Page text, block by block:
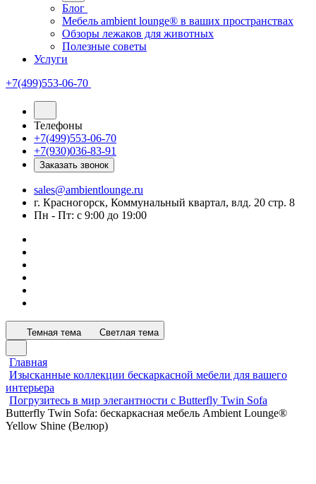
Блог
Мебель ambient lounge® в ваших пространствах
Обзоры лежаков для животных
Полезные советы
Услуги
+7(499)553-06-70
Телефоны
+7(499)553-06-70
+7(930)036-83-91
Заказать звонок
sales@ambientlounge.ru
г. Красногорск, Коммунальный квартал, влд. 20 стр. 8
Пн - Пт: с 9:00 до 19:00
Темная тема Светлая тема
Главная
Изысканные коллекции бескаркасной мебели для вашего
интерьера
Погрузитесь в мир элегантности с Butterfly Twin Sofa
Butterfly Twin Sofa: бескаркасная мебель Ambient Lounge®
Yellow Shine (Велюр)